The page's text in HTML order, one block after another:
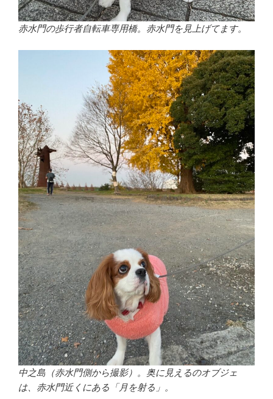
赤水門の歩行者自転車専用橋。赤水門を見上げてます。
中之島（赤水門側から撮影）。奥に見えるのオブジェ
は、赤水門近くにある「月を射る」。